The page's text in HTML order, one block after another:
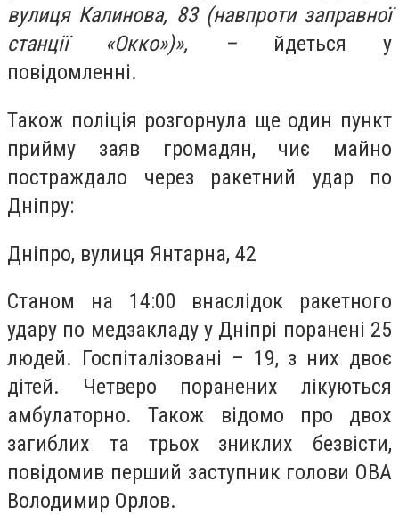
вулиця Калинова, 83 (навпроти заправної
станції «Окко»)», – йдеться у
повідомленні.
Також поліція розгорнула ще один пункт
прийму заяв громадян, чиє майно
постраждало через ракетний удар по
Дніпру:
Дніпро, вулиця Янтарна, 42
Станом на 14:00 внаслідок ракетного
удару по медзакладу у Дніпрі поранені 25
людей. Госпіталізовані – 19, з них двоє
дітей. Четверо поранених лікуються
амбулаторно. Також відомо про двох
загиблих та трьох зниклих безвісти,
повідомив перший заступник голови ОВА
Володимир Орлов.